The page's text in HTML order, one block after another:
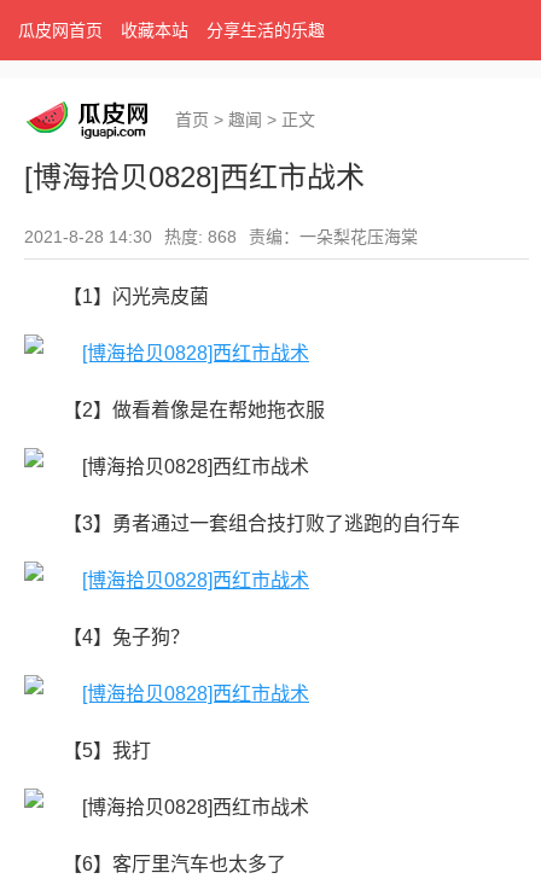
瓜皮网首页 收藏本站 分享生活的乐趣
首页 > 趣闻 > 正文
[博海拾贝0828]西红市战术
2021-8-28 14:30 热度: 868 责编：一朵梨花压海棠
【1】闪光亮皮菌
【2】做看着像是在帮她拖衣服
【3】勇者通过一套组合技打败了逃跑的自行车
【4】兔子狗？
【5】我打
【6】​客厅里汽车也太多了